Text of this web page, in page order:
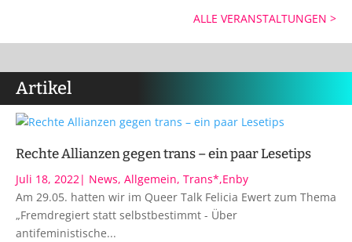
ALLE VERANSTALTUNGEN >
Artikel
Rechte Allianzen gegen trans – ein paar Lesetips
Juli 18, 2022 | News, Allgemein, Trans*,Enby
Am 29.05. hatten wir im Queer Talk Felicia Ewert zum Thema
„Fremdregiert statt selbstbestimmt - Über
antifeministische...